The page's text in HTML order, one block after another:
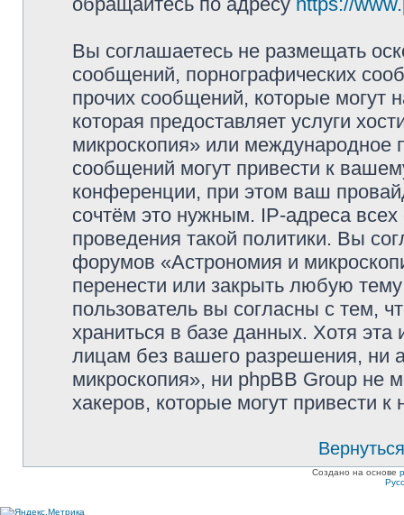
Вы соглашаетесь не размещать
сообщений, порнографических
прочих сообщений, которые могут
которая предоставляет услуги
микроскопия» или международное
сообщений могут привести к
конференции, при этом ваш
сочтём это нужным. IP-адреса
проведения такой политики. Вы
форумов «Астрономия и
перенести или закрыть любую
пользователь вы согласны с тем,
храниться в базе данных. Хотя
лицам без вашего разрешения, ни
микроскопия», ни phpBB Group не
хакеров, которые могут привести
Создано на основе